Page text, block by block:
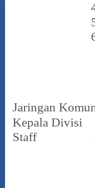
Jaringan
Kepala Divisi
Staff : 1.
2.
3.
4.